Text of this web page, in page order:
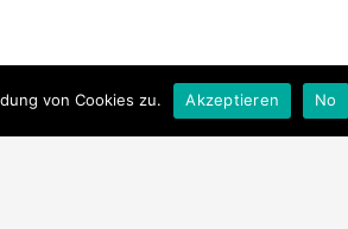
Empfehlung! Wir hatten ein sehr
gutes, fachkompetentes Gespräch
von Cookies zu. Akzeptieren No